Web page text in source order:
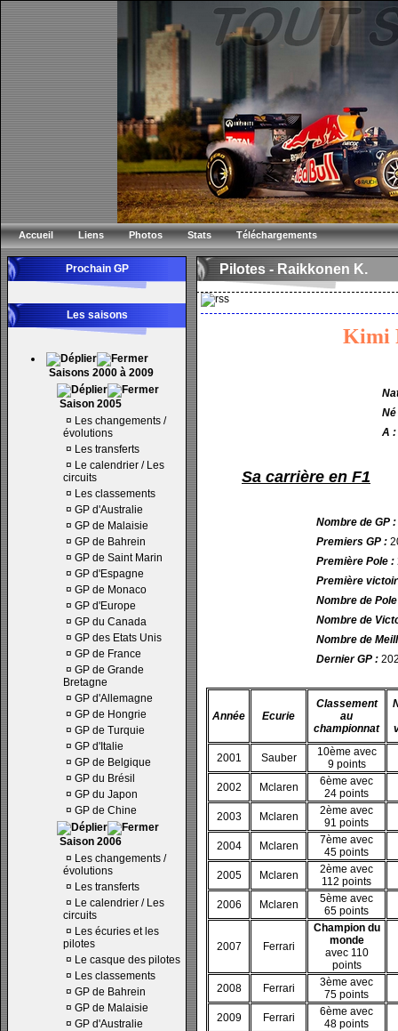
Accueil Liens Photos Stats Téléchargements
Prochain GP
Les saisons
Saisons 2000 à 2009
Saison 2005
¤ Les changements /
évolutions
¤ Les transferts
¤ Le calendrier / Les
circuits
¤ Les classements
¤ GP d'Australie
¤ GP de Malaisie
¤ GP de Bahrein
¤ GP de Saint Marin
¤ GP d'Espagne
¤ GP de Monaco
¤ GP d'Europe
¤ GP du Canada
¤ GP des Etats Unis
¤ GP de France
¤ GP de Grande
Bretagne
¤ GP d'Allemagne
¤ GP de Hongrie
¤ GP de Turquie
¤ GP d'Italie
¤ GP de Belgique
¤ GP du Brésil
¤ GP du Japon
¤ GP de Chine
Saison 2006
¤ Les changements /
évolutions
¤ Les transferts
¤ Le calendrier / Les
circuits
¤ Les écuries et les
pilotes
¤ Le casque des pilotes
¤ Les classements
¤ GP de Bahrein
¤ GP de Malaisie
¤ GP d'Australie
Pilotes - Raikkonen K.
Kimi
A :
Sa carrière en F1
Nombre de GP :
Premiers GP :
Première Pole :
Première
Nombre de
Nombre de
Nombre de
Dernier GP :
Année Ecurie
Classement
au
championnat
2001 Sauber
10ème avec
9 points
2002
Mclaren
6ème avec
24 points
2003
Mclaren
2ème avec
91 points
2004
Mclaren
7ème avec
45 points
2005
Mclaren
2ème avec
112 points
2006
Mclaren
5ème avec
65 points
2007 Ferrari
Champion du
monde
avec 110
points
2008
Ferrari
3ème avec
75 points
2009
Ferrari
6ème avec
48 points